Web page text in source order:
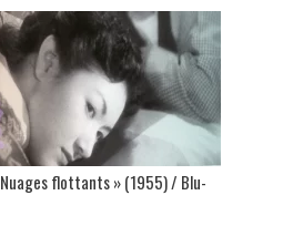
flottants » (1955) / Blu-